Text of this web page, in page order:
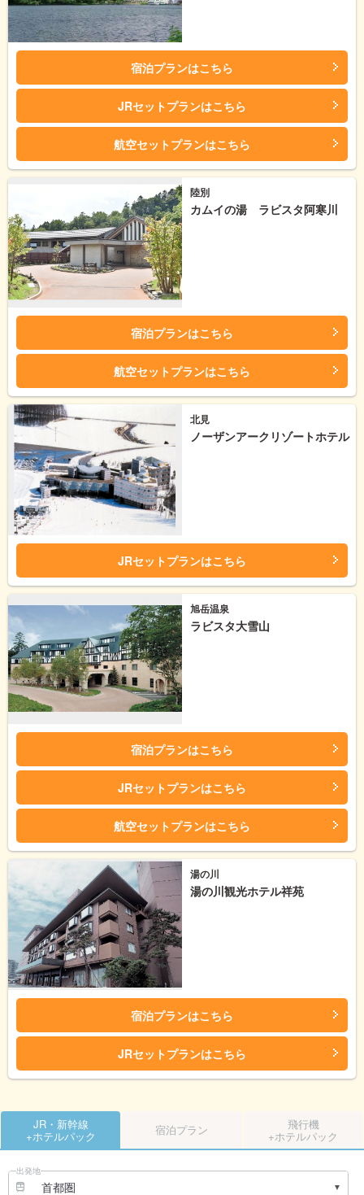
宿泊プランはこちら
JRセットプランはこちら
航空セットプランはこちら
陸別
カムイの湯 ラビスタ阿寒川
宿泊プランはこちら
航空セットプランはこちら
北見
ノーザンアークリゾートホテル
JRセットプランはこちら
旭岳温泉
ラビスタ大雪山
宿泊プランはこちら
JRセットプランはこちら
航空セットプランはこちら
湯の川
湯の川観光ホテル祥苑
宿泊プランはこちら
JRセットプランはこちら
JR・新幹線
+ホテルパック 宿泊プラン 飛行機
+ホテルパック
出発地